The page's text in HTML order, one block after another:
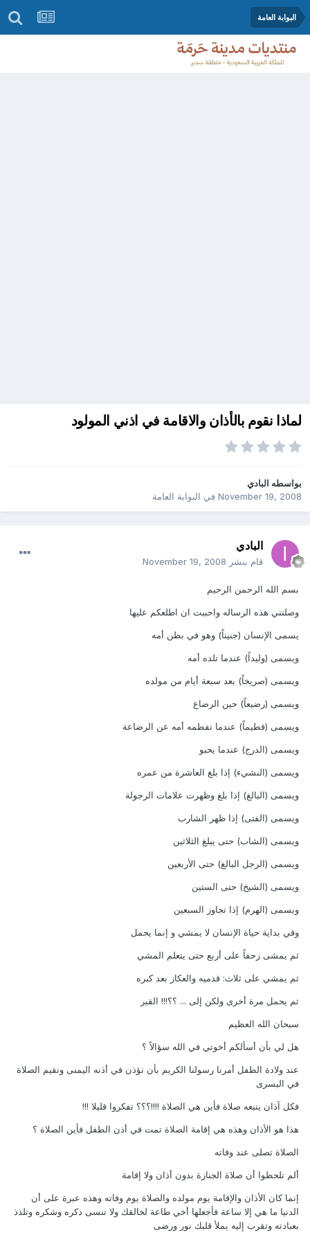
البوابة العامة
لماذا نقوم بالأذان والاقامة في اذني المولود
بواسطه البادي
November 19, 2008في البوابة العامة
البادي
قام بنشر November 19, 2008
بسم الله الرحمن الرحيم
وصلتني هذه الرساله واحببت ان اطلعكم عليها
يسمى الإنسان (جنيناً) وهو في بطن أمه
ويسمى (وليداً) عندما تلده أمه
ويسمى (صريخاً) بعد سبعة أيام من مولده
ويسمى (رضيعاً) حين الرضاع
ويسمى (فطيماً) عندما تفطمه أمه عن الرضاعة
ويسمى (الدرج) عندما يحبو
ويسمى (النشيء) إذا بلغ العاشرة من عمره
ويسمى (البالغ) إذا بلغ وظهرت علامات الرجولة
ويسمى (الفتى) إذا ظهر الشارب
ويسمى (الشاب) حتى يبلغ الثلاثين
ويسمى (الرجل البالغ) حتى الأربعين
ويسمى (الشيخ) حتى الستين
ويسمى (الهرم) إذا تجاوز السبعين
وفي بداية حياة الإنسان لا يمشي و إنما يحمل
ثم يمشى زحفاً على أربع حتى يتعلم المشي
ثم يمشي على ثلاث: قدميه والعكاز بعد كبره
ثم يحمل مرة أخرى ولكن إلى ... ؟؟!!! القبر
سبحان الله العظيم
هل لي بأن أسألكم أخوتي في الله سؤالاً ؟
عند ولادة الطفل أمرنا رسولنا الكريم بأن نؤذن في أذنه اليمنى ونقيم الصلاة
في اليسرى
فكل آذان يتبعه صلاة فأين هي الصلاة !!!!؟؟؟ تفكروا قليلا !!!
هذا هو الأذان وهذه هي إقامة الصلاة تمت في أذن الطفل فأين الصلاة ؟
الصلاة تصلى عند وفاته
ألم تلحظوا أن صلاة الجنازة بدون أذان ولا إقامة
إنما كان الأذان والإقامة يوم مولده والصلاة يوم وفاته وهذه عبرة على أن
الدنيا ما هي إلا ساعة فأجعلها أخي طاعة لخالقك ولا تنسى ذكره وشكره وتلذذ
بعبادته وتقرب إليه يملأ قلبك نور ورضى